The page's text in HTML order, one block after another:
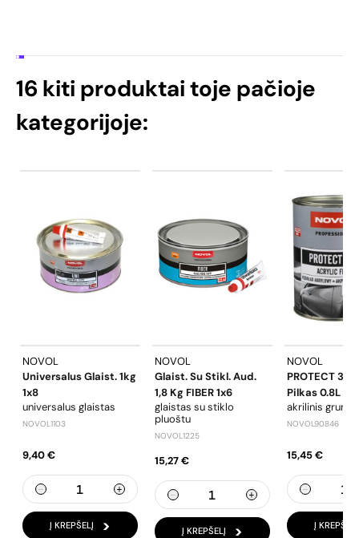
16 kiti produktai toje pačioje
kategorijoje:
NOVOL
Universalus Glaist. 1kg
1x8
universalus glaistas
NOVOL1103
9,40 €
Į KREPŠELĮ
NOVOL
Glaist. Su Stikl. Aud.
1,8 Kg FIBER 1x6
glaistas su stiklo
pluoštu
NOVOL1225
15,27 €
Į KREPŠELĮ
NOVOL
PROTECT 390
Pilkas 0.8L
akrilinis
NOVOL90846
15,45 €
Į KREPŠELĮ